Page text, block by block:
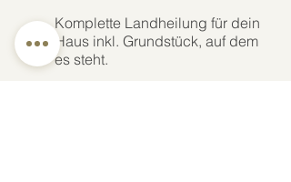
Kraftpunkte.
Hierbei wird dein ganzes Haus inkl.
Komplette Landheilung für dein
Haus inkl. Grundstück, auf dem
es steht.